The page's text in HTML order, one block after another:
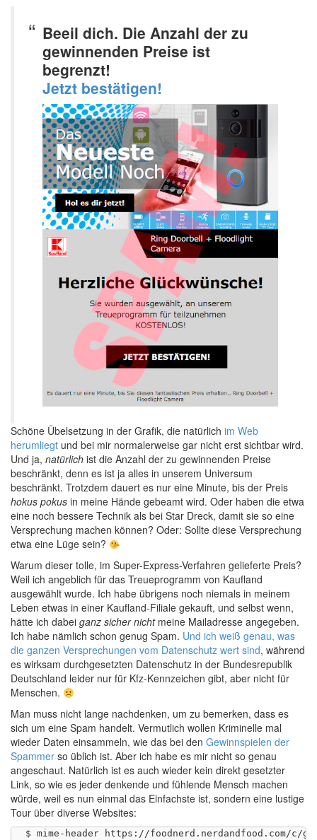
Beeil dich. Die Anzahl der zu
gewinnenden Preise ist
begrenzt!
Jetzt bestätigen!
Schöne Übelsetzung in der Grafik, die natürlich im Web
herumliegt und bei mir normalerweise gar nicht erst sichtbar wird.
Und ja, natürlich ist die Anzahl der zu gewinnenden Preise
beschränkt, denn es ist ja alles in unserem Universum
beschränkt. Trotzdem dauert es nur eine Minute, bis der Preis
hokus pokus in meine Hände gebeamt wird. Oder haben die etwa
eine noch bessere Technik als bei Star Dreck, damit sie so eine
Versprechung machen können? Oder: Sollte diese Versprechung
etwa eine Lüge sein?
Warum dieser tolle, im Super-Express-Verfahren gelieferte Preis?
Weil ich angeblich für das Treueprogramm von Kaufland
ausgewählt wurde. Ich habe übrigens noch niemals in meinem
Leben etwas in einer Kaufland-Filiale gekauft, und selbst wenn,
hätte ich dabei ganz sicher nichtmeine Mailadresse angegeben.
Ich habe nämlich schon genug Spam. Und ich weiß genau, was
die ganzen Versprechungen vom Datenschutz wert sind, während
es wirksam durchgesetzten Datenschutz in der Bundesrepublik
Deutschland leider nur für Kfz-Kennzeichen gibt, aber nicht für
Menschen.
Man muss nicht lange nachdenken, um zu bemerken, dass es
sich um eine Spam handelt. Vermutlich wollen Kriminelle mal
wieder Daten einsammeln, wie das bei den Gewinnspielen der
Spammer so üblich ist. Aber ich habe es mir nicht so genau
angeschaut. Natürlich ist es auch wieder kein direkt gesetzter
Link, so wie es jeder denkende und fühlende Mensch machen
würde, weil es nun einmal das Einfachste ist, sondern eine lustige
Tour über diverse Websites:
$ mime-header https://foodnerd.nerdandfood.com/c/